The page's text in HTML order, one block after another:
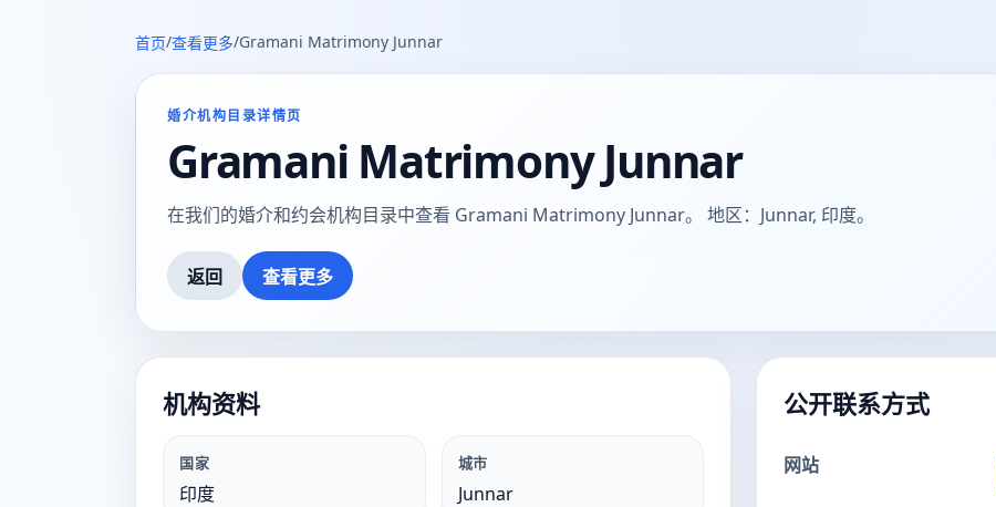
首页/查看更多/Gramani Matrimony Junnar
婚介机构目录详情页
Gramani Matrimony Junnar
在我们的婚介和约会机构目录中查看 Gramani Matrimony Junnar。 地区：Junnar, 印度。
返回 查看更多
机构资料
国家
印度
城市
Junnar
公开联系方式
网站